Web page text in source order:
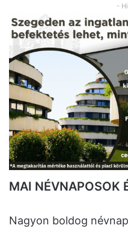
-
MAI NÉVNAPOSOK
Nagyon boldog